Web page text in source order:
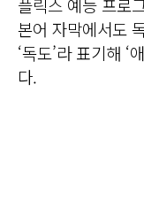
플릭스 예능 프로
본어 자막에서도
‘독도’라 표기해 ‘
다.